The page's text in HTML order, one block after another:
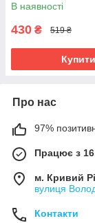
В наявності
430 ₴ 519 ₴
Купити
Про нас
97%
Працює з
м. Кривий
вулиця
Контакти